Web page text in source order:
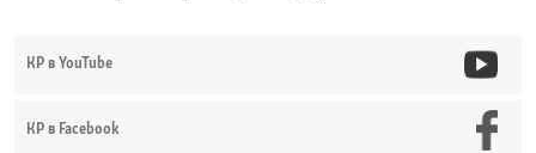
КР в YouTube
КР в Facebook